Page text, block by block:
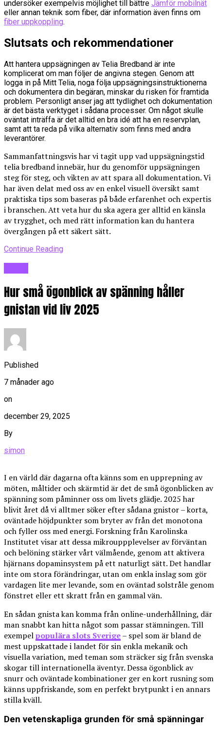
undersöker exempelvis möjlighet till bättre Jämför mobilnät
eller annan teknik som fiber, där information även finns om
fiber uppkoppling.
Slutsats och rekommendationer
Att hantera uppsägningen av Telia Bredband är inte
komplicerat om man följer de angivna stegen. Genom att
logga in på Mitt Telia, noga följa uppsägningsinstruktionerna
och dokumentera din begäran, minskar du risken för framtida
problem. Personligt anser jag att tydlighet och dokumentation
är det bästa verktyget i sådana processer. Om något skulle
oväntat inträffa är det alltid en bra idé att ha en reservplan,
samt att ta reda på vilka alternativ som finns med andra
leverantörer.
Sammanfattningsvis har vi tagit upp vad uppsägningstid
telia bredband innebär, hur du genomför uppsägningen
steg för steg, och vikten av att spara all dokumentation. Vi
har även delat med oss av en enkel visuell översikt samt
praktiska tips som baseras på både erfarenhet och expertis
i branschen. Att veta hur du ska agera ger alltid en känsla
av trygghet, och med rätt information kan du hantera
övergången på ett säkert sätt.
Continue Reading
Hur små ögonblick av spänning håller
gnistan vid liv 2025
Published
7 månader ago
on
december 29, 2025
By
simon
I en värld där dagarna ofta känns som en upprepning av
möten, måltider och skärmtid är det de små ögonblicken av
spänning som påminner oss om livets glädje. 2025 har
blivit året då vi alltmer söker efter sådana gnistor – korta,
oväntade höjdpunkter som bryter av från det monotona
och fyller oss med energi. Forskning från Karolinska
Institutet visar att dessa mikrouppplevelser av förväntan
och belöning stärker vårt välmående, genom att aktivera
hjärnans dopaminsystem på ett naturligt sätt. Det handlar
inte om stora förändringar, utan om enkla inslag som gör
vardagen lite mer levande, som en oväntad solstråle genom
fönstret eller ett skratt från en gammal vän.
En sådan gnista kan komma från online-underhållning, där
man snabbt kan hitta något som passar stämningen. Till
exempelpopulära slots Sverige– spel som är bland de
mest uppskattade i landet för sin enkla mekanik och
visuella variation, med teman som sträcker sig från svenska
skogar till internationella äventyr. Dessa ögonblick av
snurr och oväntade kombinationer ger en kort rusning som
känns uppfriskande, som en perfekt brytpunkt i en annars
stilla kväll.
Den vetenskapliga grunden för små spänningar